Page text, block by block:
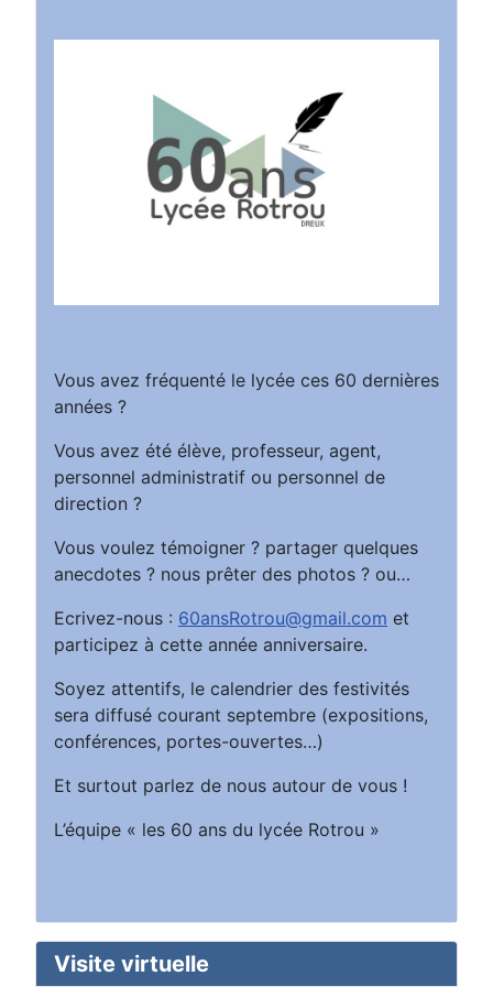
Vous avez fréquenté le lycée ces 60 dernières
années ?
Vous avez été élève, professeur, agent,
personnel administratif ou personnel de
direction ?
Vous voulez témoigner ? partager quelques
anecdotes ? nous prêter des photos ? ou…
Ecrivez-nous : 60ansRotrou@gmail.com et
participez à cette année anniversaire.
Soyez attentifs, le calendrier des festivités
sera diffusé courant septembre (expositions,
conférences, portes-ouvertes…)
Et surtout parlez de nous autour de vous !
L’équipe « les 60 ans du lycée Rotrou »
Visite virtuelle